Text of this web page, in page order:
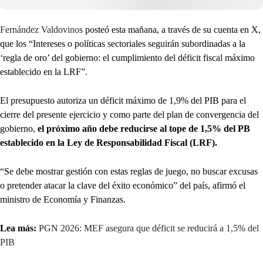
Fernández Valdovinos posteó esta mañana, a través de su cuenta en X,
que los “Intereses o políticas sectoriales seguirán subordinadas a la
‘regla de oro’ del gobierno: el cumplimiento del déficit fiscal máximo
establecido en la LRF”.
El presupuesto autoriza un déficit máximo de 1,9% del PIB para el
cierre del presente ejercicio y como parte del plan de convergencia del
gobierno, el próximo año debe reducirse al tope de 1,5% del PB
establecido en la Ley de Responsabilidad Fiscal (LRF).
“Se debe mostrar gestión con estas reglas de juego, no buscar excusas
o pretender atacar la clave del éxito económico” del país, afirmó el
ministro de Economía y Finanzas.
Lea más: PGN 2026: MEF asegura que déficit se reducirá a 1,5% del
PIB